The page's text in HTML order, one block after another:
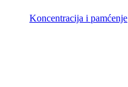
Koncentracija i pamćenje